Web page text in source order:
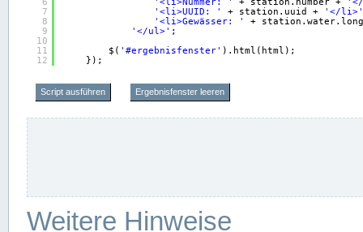
7
8
9
10
11
12
'<li>UUID: '
+ station.uuid +
'</li>'
'<li>Gewässer: '
+
'</ul>' ;
$( '#ergebnisfenster' ).html(html);
});
Script ausführen Ergebnisfenster leeren
Weitere Hinweise